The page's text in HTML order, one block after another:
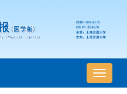
导
航